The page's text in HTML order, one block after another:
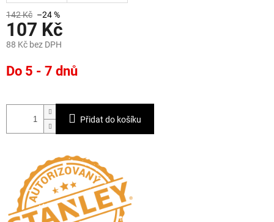
142 Kč –24 %
107 Kč
88 Kč bez DPH
cena:
Do 5 - 7 dnů
Přidat do košíku